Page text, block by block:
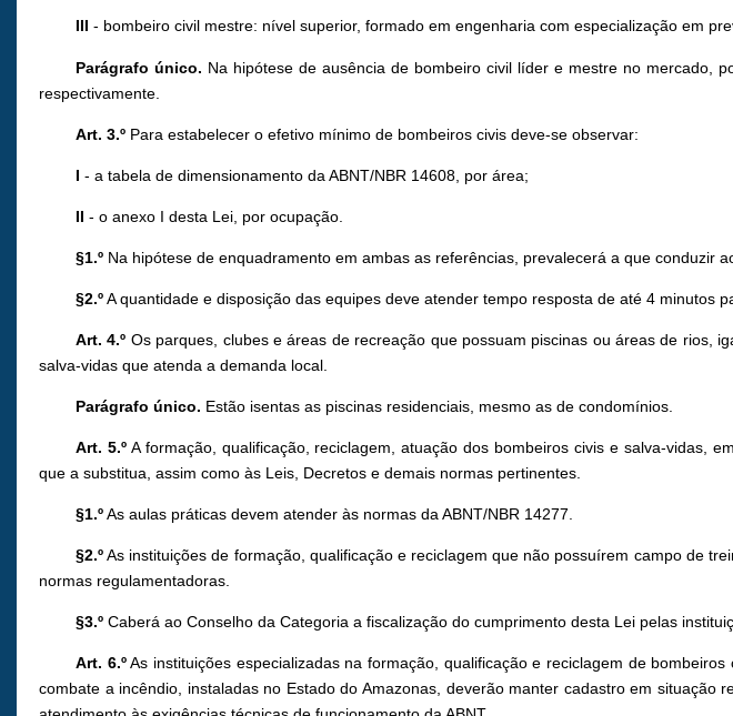
III - bombeiro civil mestre: nível superior, formado em engenharia com especialização em
Parágrafo único. Na hipótese de ausência de bombeiro civil líder e mestre no mercado,
respectivamente.
Art. 3.º Para estabelecer o efetivo mínimo de bombeiros civis deve-se observar:
I - a tabela de dimensionamento da ABNT/NBR 14608, por área;
II - o anexo I desta Lei, por ocupação.
§1.º Na hipótese de enquadramento em ambas as referências, prevalecerá a que conduzir
§2.ºA quantidade e disposição das equipes deve atender tempo resposta de até 4 minutos
Art. 4.º Os parques, clubes e áreas de recreação que possuam piscinas ou áreas de rios,
salva-vidas que atenda a demanda local.
Parágrafo único. Estão isentas as piscinas residenciais, mesmo as de condomínios.
Art. 5.ºA formação, qualificação, reciclagem, atuação dos bombeiros civis e salva-vidas,
que a substitua, assim como às Leis, Decretos e demais normas pertinentes.
§1.ºAs aulas práticas devem atender às normas da ABNT/NBR 14277.
§2.ºAs instituições de formação, qualificação e reciclagem que não possuírem campo de
normas regulamentadoras.
§3.º Caberá ao Conselho da Categoria a fiscalização do cumprimento desta Lei pelas
Art. 6.ºAs instituições especializadas na formação, qualificação e reciclagem de
combate a incêndio, instaladas no Estado do Amazonas, deverão manter cadastro em